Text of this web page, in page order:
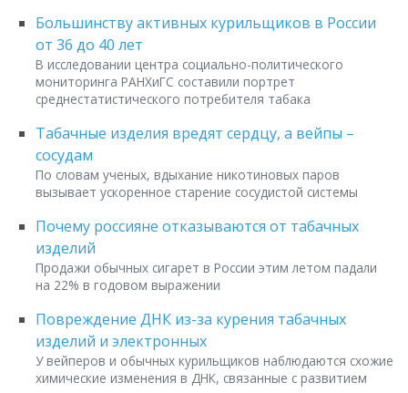
Большинству активных курильщиков в России
от 36 до 40 лет
В исследовании центра социально-политического
мониторинга РАНХиГС составили портрет
среднестатистического потребителя табака
Табачные изделия вредят сердцу, а вейпы –
сосудам
По словам ученых, вдыхание никотиновых паров
вызывает ускоренное старение сосудистой системы
Почему россияне отказываются от табачных
изделий
Продажи обычных сигарет в России этим летом падали
на 22% в годовом выражении
Повреждение ДНК из-за курения табачных
изделий и электронных
У вейперов и обычных курильщиков наблюдаются схожие
химические изменения в ДНК, связанные с развитием